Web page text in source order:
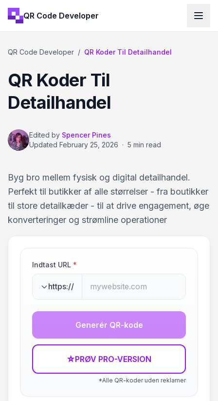
QR Code Developer
QR Code Developer / QR Koder Til Detailhandel
QR Koder Til
Detailhandel
Edited by Spencer Pines
Updated February 25, 2026 · 5 min read
Byg bro mellem fysisk og digital detailhandel.
Perfekt til butikker af alle størrelser - fra boutikker
til store detailkæder - til at drive engagement, øge
konverteringer og strømline operationer
Indtast URL *
https://
Generér QR-kode
☆PRØV PRO-VERSION
*Alle QR-koder uden reklamer